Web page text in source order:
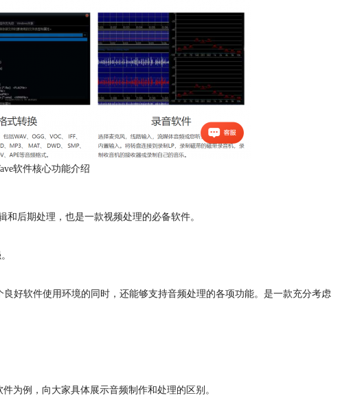
软件核心功能介绍
后期处理，也是一款视频处理的必备软件。
好软件使用环境的同时，还能够支持音频处理的各项功能。是一款充分考虑
为例，向大家具体展示音频制作和处理的区别。